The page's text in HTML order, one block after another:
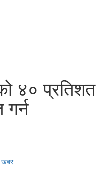
४० प्रतिशत
खबर